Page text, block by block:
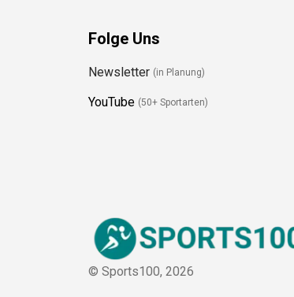
Folge Uns
Newsletter(in Planung)
YouTube (50+ Sportarten)
© Sports100, 2026